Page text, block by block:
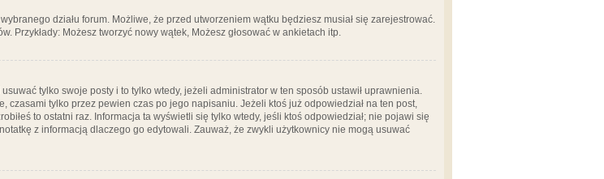
działu forum. Możliwe, że przed utworzeniem wątku będziesz musiał się zarejestrować.
Przykłady: Możesz tworzyć nowy wątek, Możesz głosować w ankietach itp.
tylko swoje posty i to tylko wtedy, jeżeli administrator w ten sposób ustawił uprawnienia.
czasami tylko przez pewien czas po jego napisaniu. Jeżeli ktoś już odpowiedział na ten post,
to ostatni raz. Informacja ta wyświetli się tylko wtedy, jeśli ktoś odpowiedział; nie pojawi się
z informacją dlaczego go edytowali. Zauważ, że zwykli użytkownicy nie mogą usuwać